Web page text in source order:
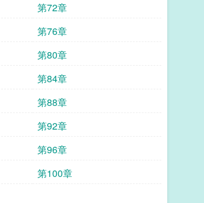
第72章
第76章
第80章
第84章
第88章
第92章
第96章
第100章